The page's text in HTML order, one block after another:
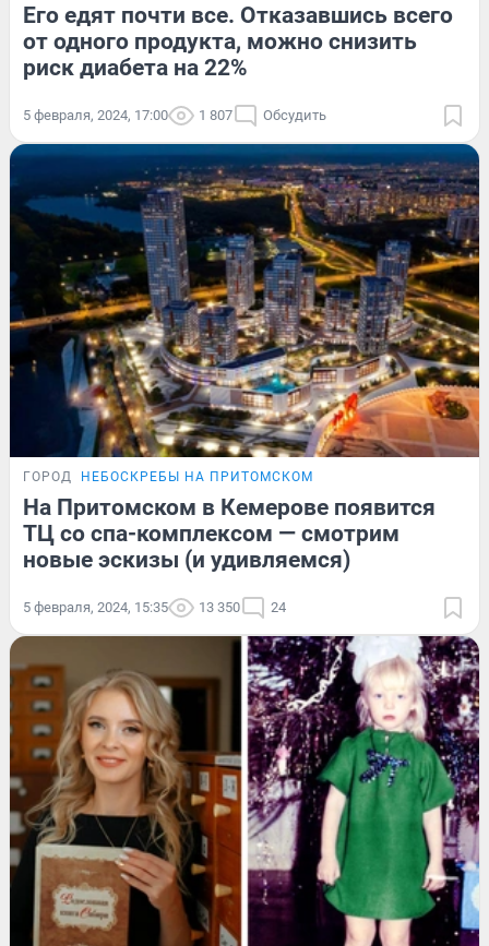
Его едят почти все. Отказавшись всего
от одного продукта, можно снизить
риск диабета на 22%
5 февраля, 2024, 17:00 1 807 Обсудить
ГОРОД НЕБОСКРЕБЫ НА ПРИТОМСКОМ
На Притомском в Кемерове появится
ТЦ со спа-комплексом — смотрим
новые эскизы (и удивляемся)
5 февраля, 2024, 15:35 13 350 24